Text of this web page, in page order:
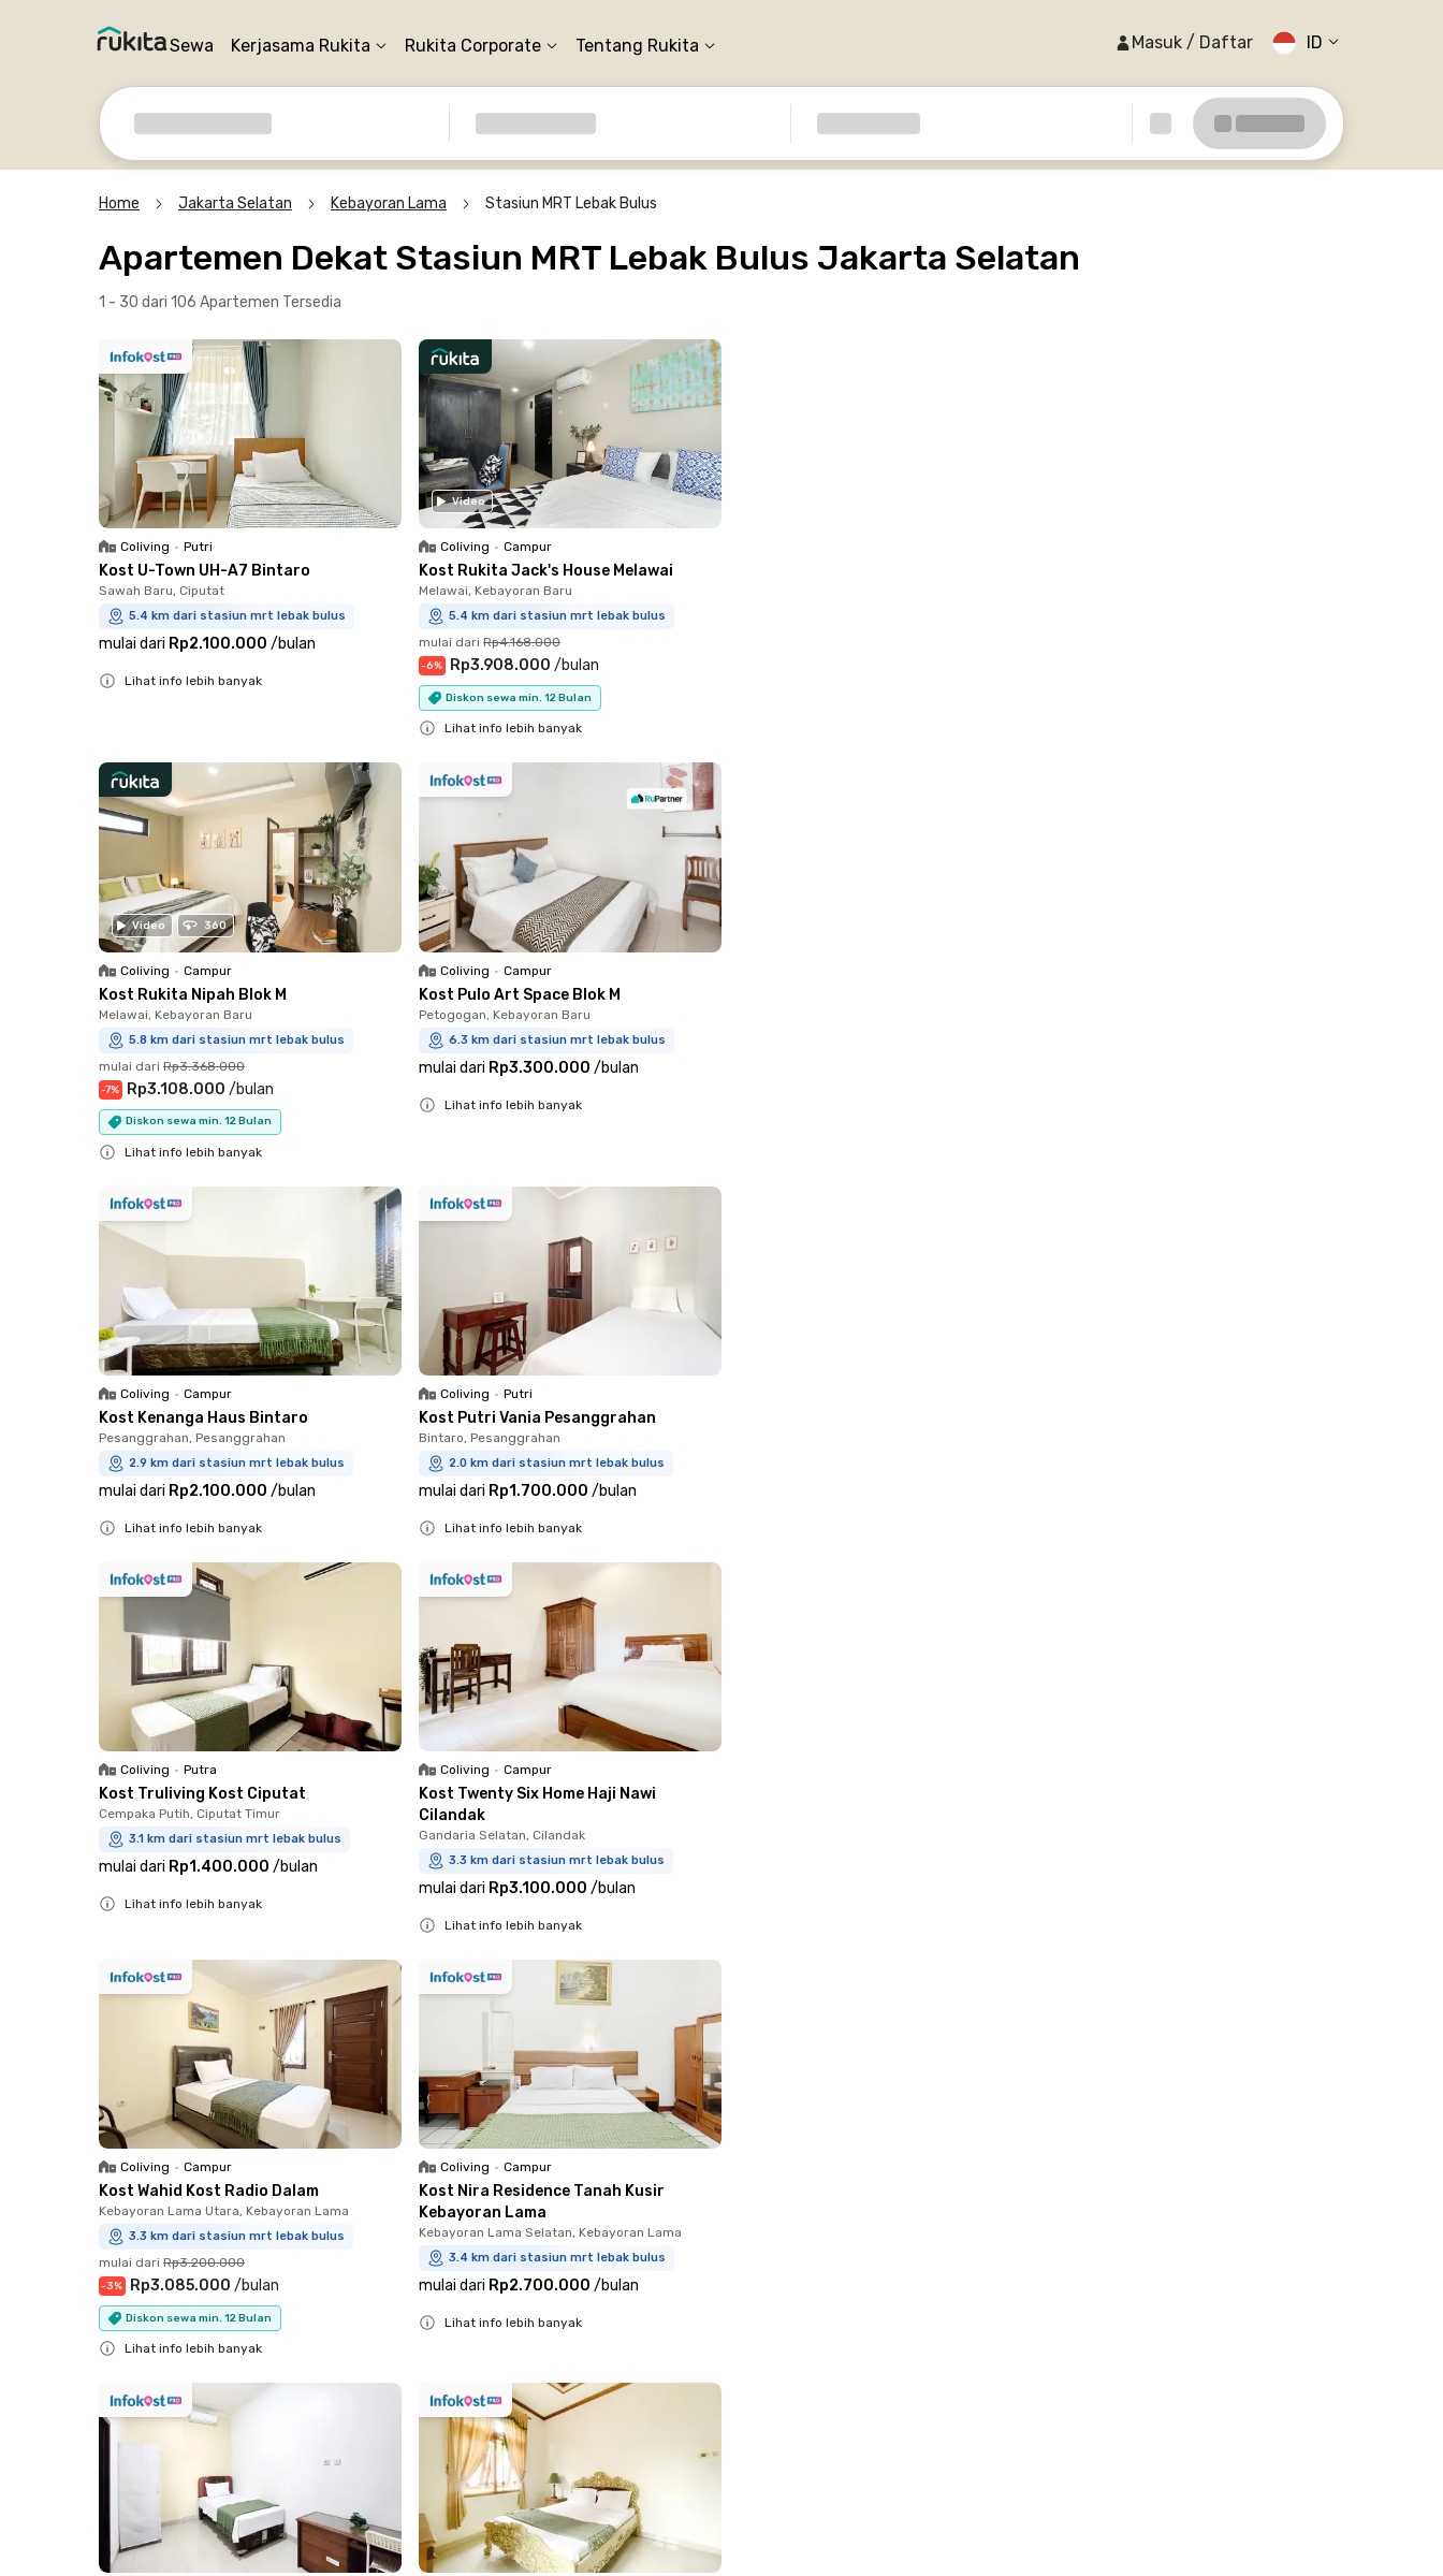
Sewa Kerjasama Rukita Rukita Corporate Tentang Rukita Masuk / Daftar ID
Home Jakarta Selatan Kebayoran Lama Stasiun MRT Lebak Bulus
Apartemen Dekat Stasiun MRT Lebak Bulus Jakarta Selatan
1 - 30 dari 106 Apartemen Tersedia
Coliving • Putri
Kost U-Town UH-A7 Bintaro
Sawah Baru, Ciputat
5.4 km dari stasiun mrt lebak bulus
mulai dari Rp2.100.000 /bulan
Lihat info lebih banyak
Video
Coliving • Campur
Kost Rukita Jack's House Melawai
Melawai, Kebayoran Baru
5.4 km dari stasiun mrt lebak bulus
mulai dari Rp4.168.000
-6% Rp3.908.000 /bulan
Diskon sewa min. 12 Bulan
Lihat info lebih banyak
Video 360
Coliving • Campur
Kost Rukita Nipah Blok M
Melawai, Kebayoran Baru
5.8 km dari stasiun mrt lebak bulus
mulai dari Rp3.368.000
-7% Rp3.108.000 /bulan
Diskon sewa min. 12 Bulan
Lihat info lebih banyak
Coliving • Campur
Kost Pulo Art Space Blok M
Petogogan, Kebayoran Baru
6.3 km dari stasiun mrt lebak bulus
mulai dari Rp3.300.000 /bulan
Lihat info lebih banyak
Coliving • Campur
Kost Kenanga Haus Bintaro
Pesanggrahan, Pesanggrahan
2.9 km dari stasiun mrt lebak bulus
mulai dari Rp2.100.000 /bulan
Lihat info lebih banyak
Coliving • Putri
Kost Putri Vania Pesanggrahan
Bintaro, Pesanggrahan
2.0 km dari stasiun mrt lebak bulus
mulai dari Rp1.700.000 /bulan
Lihat info lebih banyak
Coliving • Putra
Kost Truliving Kost Ciputat
Cempaka Putih, Ciputat Timur
3.1 km dari stasiun mrt lebak bulus
mulai dari Rp1.400.000 /bulan
Lihat info lebih banyak
Coliving • Campur
Kost Twenty Six Home Haji Nawi
Cilandak
Gandaria Selatan, Cilandak
3.3 km dari stasiun mrt lebak bulus
mulai dari Rp3.100.000 /bulan
Lihat info lebih banyak
Coliving • Campur
Kost Wahid Kost Radio Dalam
Kebayoran Lama Utara, Kebayoran Lama
3.3 km dari stasiun mrt lebak bulus
mulai dari Rp3.200.000
-3% Rp3.085.000 /bulan
Diskon sewa min. 12 Bulan
Lihat info lebih banyak
Coliving • Campur
Kost Nira Residence Tanah Kusir
Kebayoran Lama
Kebayoran Lama Selatan, Kebayoran Lama
3.4 km dari stasiun mrt lebak bulus
mulai dari Rp2.700.000 /bulan
Lihat info lebih banyak